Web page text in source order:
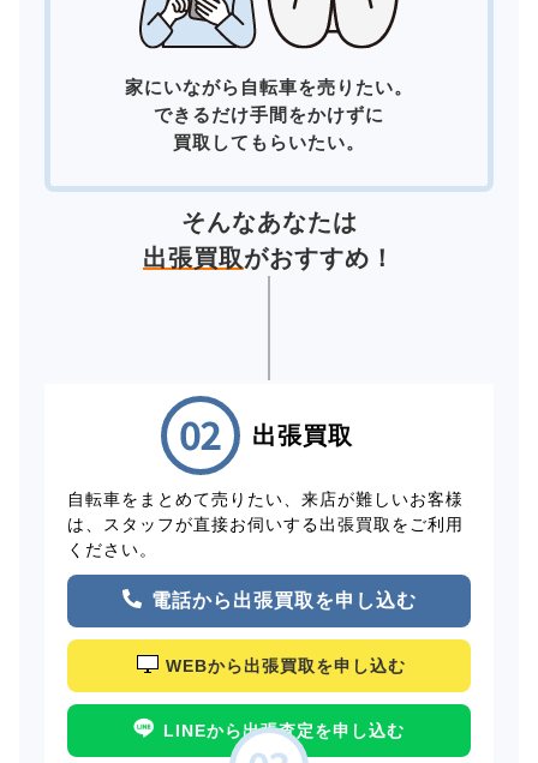
家にいながら自転車を売りたい。
できるだけ手間をかけずに
買取してもらいたい。
そんなあなたは
出張買取がおすすめ！
出張買取
自転車をまとめて売りたい、来店が難しいお客様
は、スタッフが直接お伺いする出張買取をご利用
ください。
電話から出張買取を申し込む
WEBから出張買取を申し込む
LINEから出張査定を申し込む